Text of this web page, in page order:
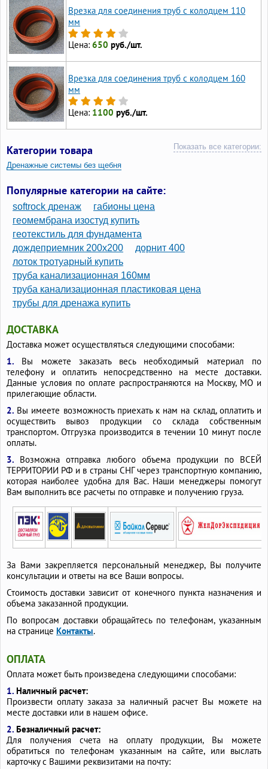
Врезка для соединения труб с колодцем 110
мм
Цена: 650 руб./шт.
Врезка для соединения труб с колодцем 160
мм
Цена: 1100 руб./шт.
Категории товара Показать все категории:
Дренажные системы без щебня
Популярные категории на сайте:
softrock дренаж
габионы цена
геомембрана изостуд купить
геотекстиль для фундамента
дождеприемник 200х200
дорнит 400
лоток тротуарный купить
труба канализационная 160мм
труба канализационная пластиковая цена
трубы для дренажа купить
ДОСТАВКА
Доставка может осуществляться следующими способами:
1. Вы можете заказать весь необходимый материал по
телефону и оплатить непосредственно на месте доставки.
Данные условия по оплате распространяются на Москву, МО и
прилегающие области.
2. Вы имеете возможность приехать к нам на склад, оплатить и
осуществить вывоз продукции со склада собственным
транспортом. Отгрузка производится в течении 10 минут после
оплаты.
3. Возможна отправка любого объема продукции по ВСЕЙ
ТЕРРИТОРИИ РФ и в страны СНГ через транспортную компанию,
которая наиболее удобна для Вас. Наши менеджеры помогут
Вам выполнить все расчеты по отправке и получению груза.
За Вами закрепляется персональный менеджер, Вы получите
консультации и ответы на все Ваши вопросы.
Стоимость доставки зависит от конечного пункта назначения и
объема заказанной продукции.
По вопросам доставки обращайтесь по телефонам, указанным
на странице Контакты.
ОПЛАТА
Оплата может быть произведена следующими способами:
1. Наличный расчет:
Произвести оплату заказа за наличный расчет Вы можете на
месте доставки или в нашем офисе.
2. Безналичный расчет:
Для получения счета на оплату продукции, Вы можете
обратиться по телефонам указанным на сайте, или выслать
карточку с Вашими реквизитами на почту: